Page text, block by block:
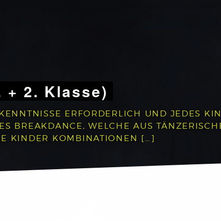
+ 2. Klasse)
ERFORDERLICH UND JEDES
BREAKDANCE, WELCHE AUS
KINDER KOMBINATIONEN […]